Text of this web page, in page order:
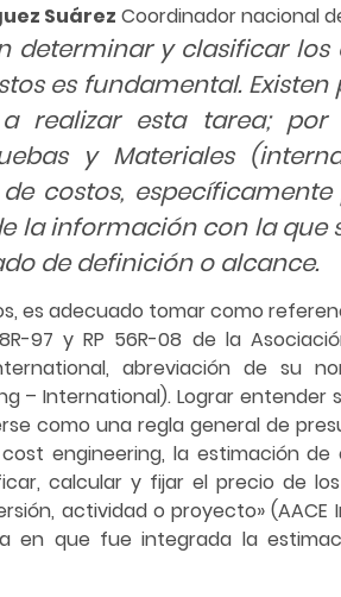
Suárez Coordinador nacional
determinar y clasificar
es fundamental.
realizar esta tarea; por
y Materiales
costos,
la información con la que
de definición o alcance.
es adecuado tomar como
97 y RP 56R-08 de la
abreviación de su
– International). Lograr entender
como una regla general de
engineering, la estimación
calcular y fijar el precio de
actividad o proyecto» (AACE
en que fue integrada la